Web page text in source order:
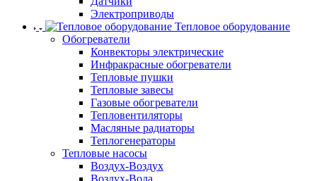
Электроприводы
Тепловое оборудование
Обогреватели
Конвекторы электрические
Инфракрасные обогреватели
Тепловые пушки
Тепловые завесы
Газовые обогреватели
Тепловентиляторы
Масляные радиаторы
Теплогенераторы
Тепловые насосы
Воздух-Воздух
Воздух-Вода